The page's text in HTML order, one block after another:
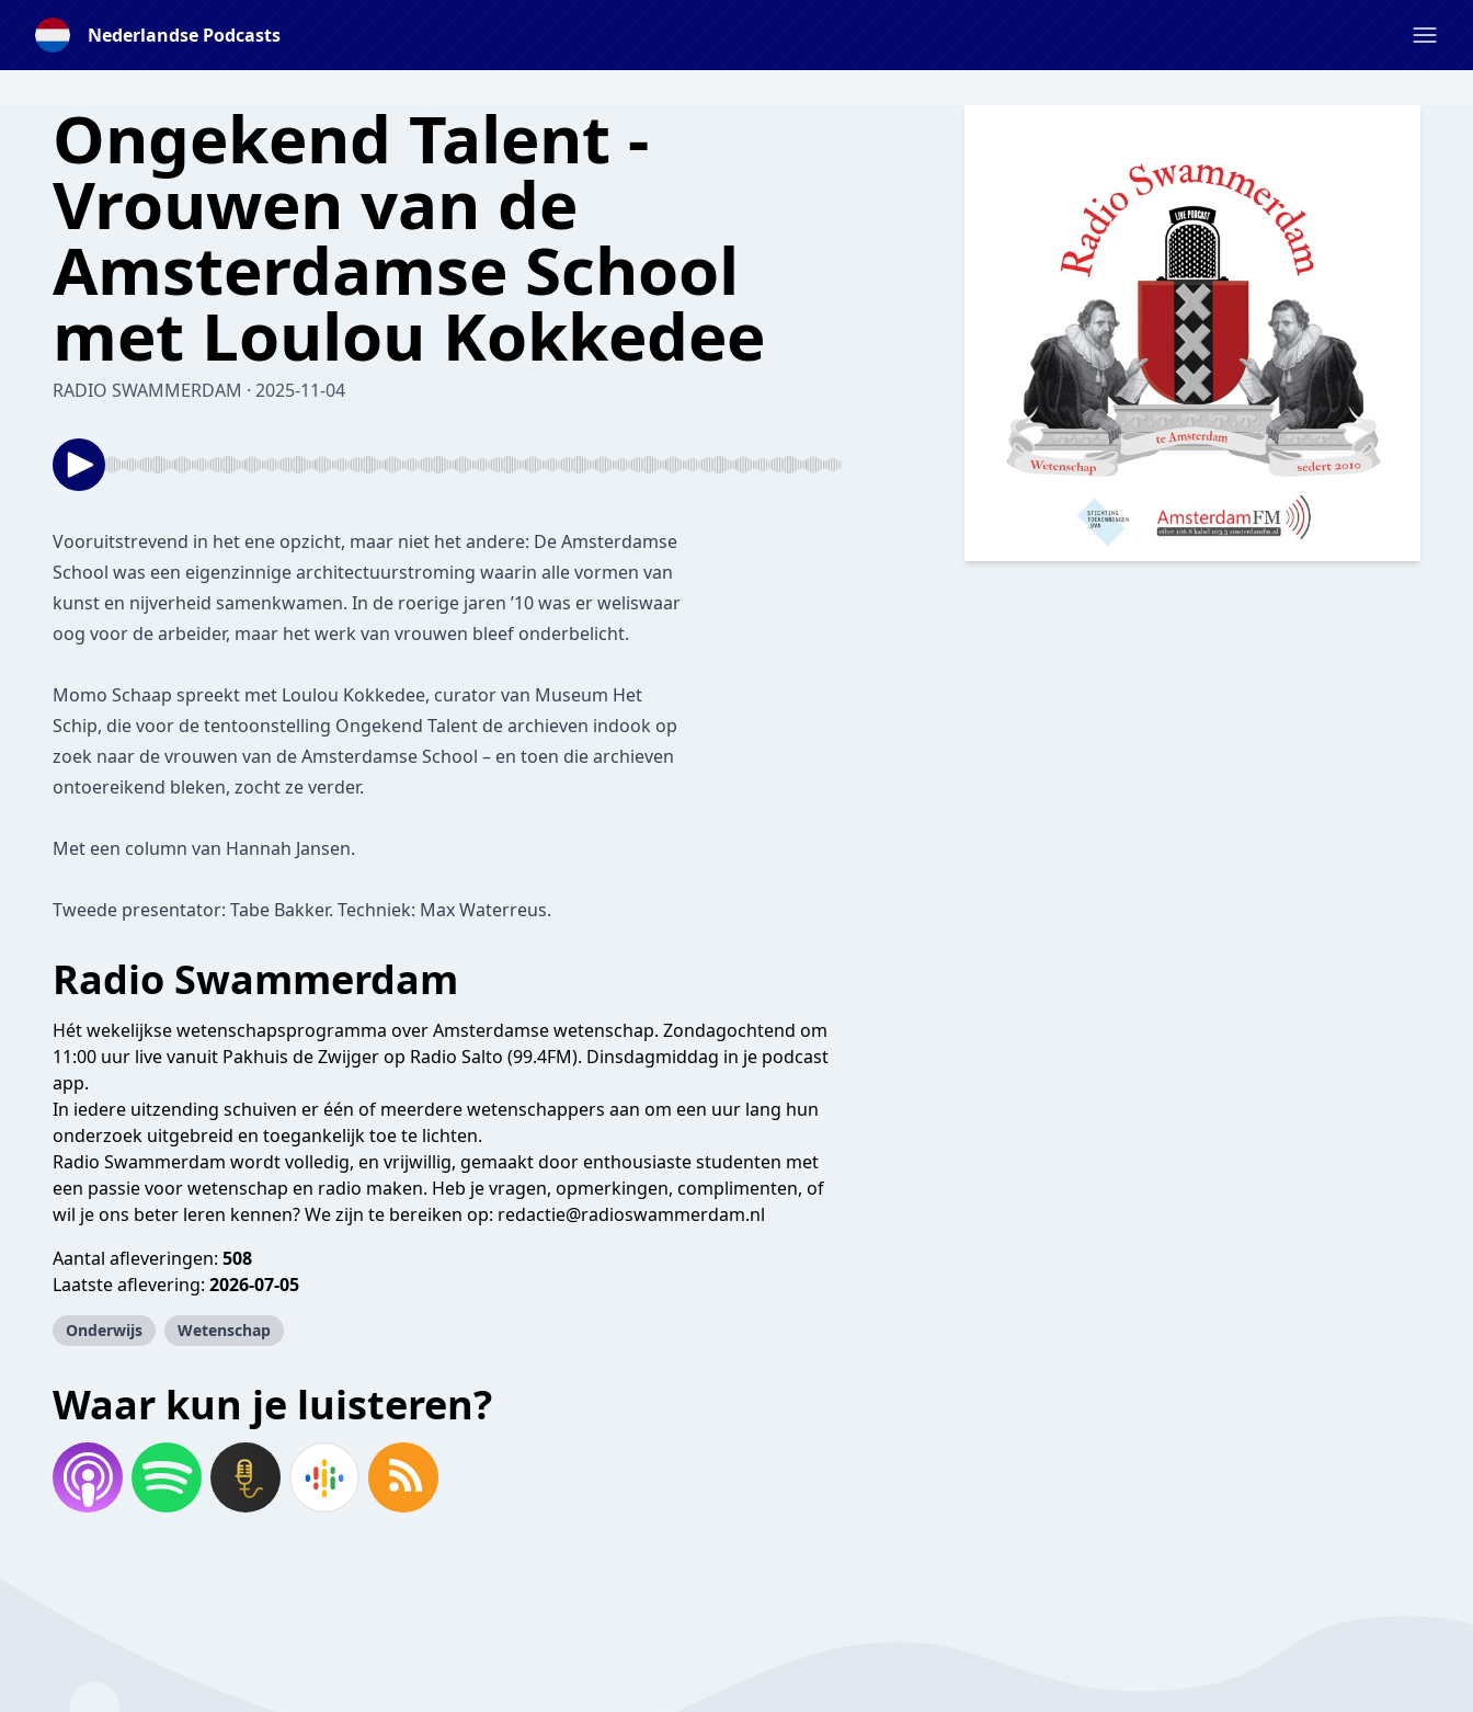
Nederlandse Podcasts
Ongekend Talent -
Vrouwen van de
Amsterdamse School
met Loulou Kokkedee
RADIO SWAMMERDAM · 2025-11-04
Vooruitstrevend in het ene opzicht, maar niet het andere: De Amsterdamse
School was een eigenzinnige architectuurstroming waarin alle vormen van
kunst en nijverheid samenkwamen. In de roerige jaren ’10 was er weliswaar
oog voor de arbeider, maar het werk van vrouwen bleef onderbelicht.
Momo Schaap spreekt met Loulou Kokkedee, curator van Museum Het
Schip, die voor de tentoonstelling Ongekend Talent de archieven indook op
zoek naar de vrouwen van de Amsterdamse School – en toen die archieven
ontoereikend bleken, zocht ze verder.
Met een column van Hannah Jansen.
Tweede presentator: Tabe Bakker. Techniek: Max Waterreus.
Radio Swammerdam
Hét wekelijkse wetenschapsprogramma over Amsterdamse wetenschap. Zondagochtend om
11:00 uur live vanuit Pakhuis de Zwijger op Radio Salto (99.4FM). Dinsdagmiddag in je podcast
app.
In iedere uitzending schuiven er één of meerdere wetenschappers aan om een uur lang hun
onderzoek uitgebreid en toegankelijk toe te lichten.
Radio Swammerdam wordt volledig, en vrijwillig, gemaakt door enthousiaste studenten met
een passie voor wetenschap en radio maken. Heb je vragen, opmerkingen, complimenten, of
wil je ons beter leren kennen? We zijn te bereiken op: redactie@radioswammerdam.nl
Aantal afleveringen: 508
Laatste aflevering: 2026-07-05
Onderwijs Wetenschap
Waar kun je luisteren?